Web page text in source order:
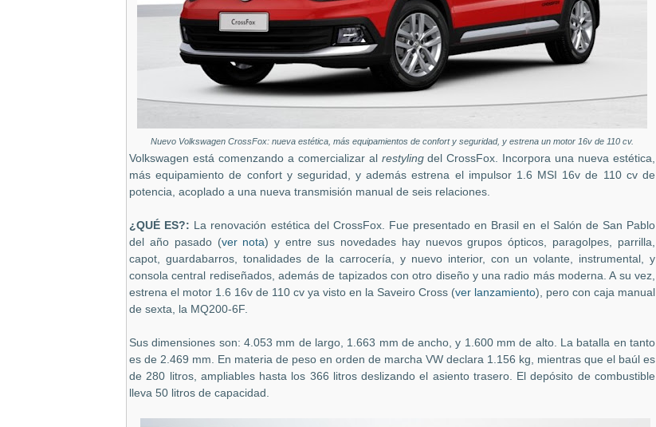
Nuevo Volkswagen CrossFox: nueva estética, más equipamientos de confort y seguridad, y estrena un motor 16v de 110 cv.
Volkswagen está comenzando a comercializar al restylingdel CrossFox . Incorpora una nueva estética,
más equipamiento de confort y seguridad, y además estrena el impulsor 1.6 MSI 16v de 110 cv de
potencia, acoplado a una nueva transmisión manual de seis relaciones.
¿QUÉ ES?: La renovación estética del CrossFox. Fue presentado en Brasil en el Salón de San Pablo
del año pasado (ver nota) y entre sus novedades hay nuevos grupos ópticos, paragolpes, parrilla,
capot, guardabarros, tonalidades de la carrocería, y nuevo interior, con un volante, instrumental, y
consola central rediseñados, además de tapizados con otro diseño y una radio más moderna. A su vez,
estrena el motor 1.6 16v de 110 cv ya visto en la Saveiro Cross (ver lanzamiento), pero con caja manual
de sexta, la MQ200-6F.
Sus dimensiones son: 4.053 mm de largo, 1.663 mm de ancho, y 1.600 mm de alto. La batalla en tanto
es de 2.469 mm. En materia de peso en orden de marcha VW declara 1.156 kg, mientras que el baúl es
de 280 litros, ampliables hasta los 366 litros deslizando el asiento trasero. El depósito de combustible
lleva 50 litros de capacidad.